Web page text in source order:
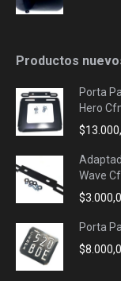
Productos
Porta
Hero
$
Wave
$
Porta
$